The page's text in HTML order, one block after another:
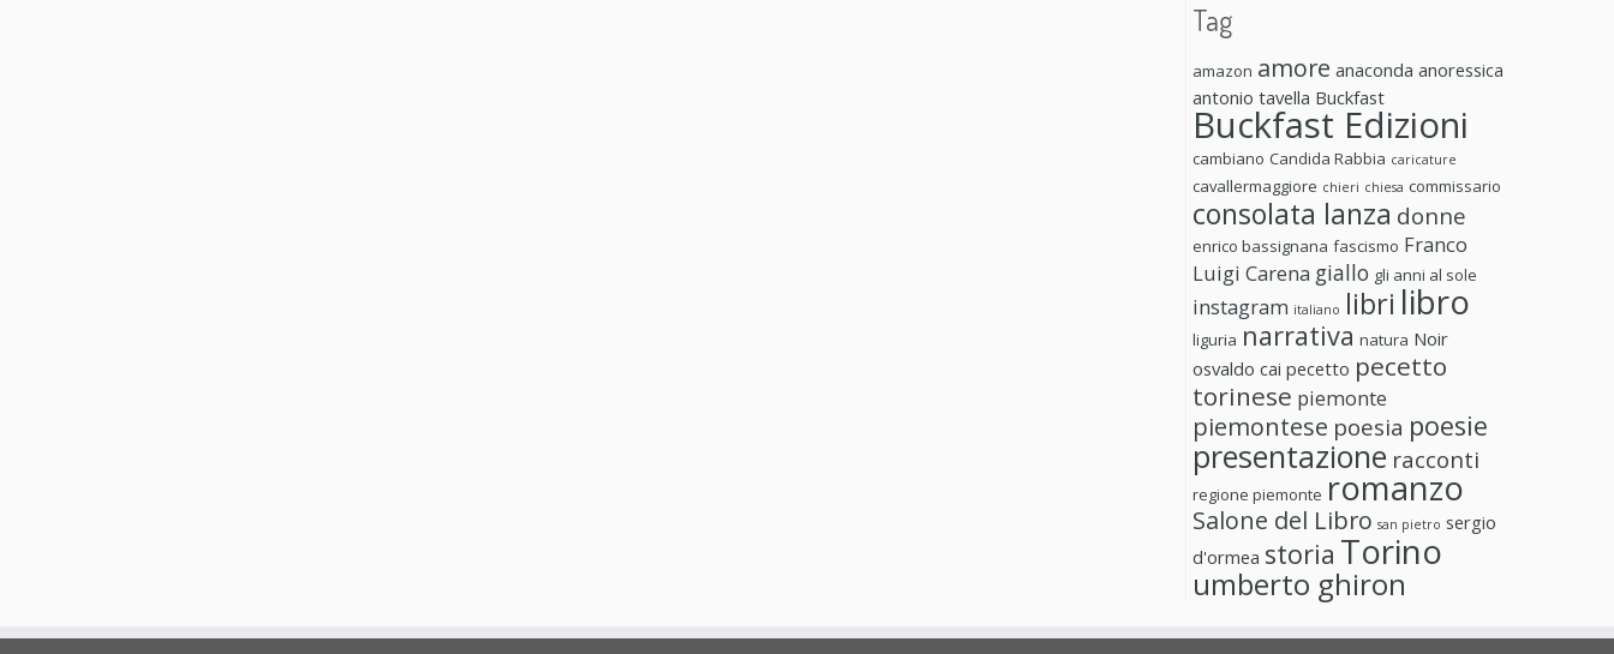
Tag
amazon amore anaconda anoressica
antonio tavella Buckfast
Buckfast Edizioni
cambiano Candida Rabbia caricature
cavallermaggiore chieri chiesa commissario
consolata lanza donne
enrico bassignana fascismo Franco
Luigi Carena giallo gli anni al sole
instagram italiano libri libro
liguria narrativa natura Noir
osvaldo cai pecetto pecetto
torinese piemonte
piemontese poesia poesie
presentazione racconti
regione piemonte romanzo
Salone del Libro san pietro sergio
d'ormea storia Torino
umberto ghiron